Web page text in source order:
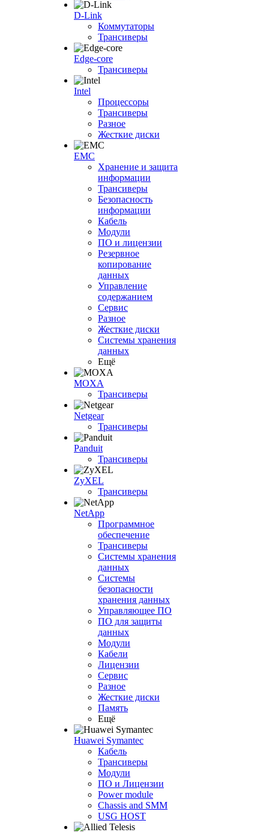
D-Link
Коммутаторы
Трансиверы
Edge-core
Трансиверы
Intel
Процессоры
Трансиверы
Разное
Жесткие диски
EMC
Хранение и защита
информации
Трансиверы
Безопасность
информации
Кабель
Модули
ПО и лицензии
Резервное
копирование
данных
Управление
содержанием
Сервис
Разное
Жесткие диски
Системы хранения
данных
Ещё
MOXA
Трансиверы
Netgear
Трансиверы
Panduit
Трансиверы
ZyXEL
Трансиверы
NetApp
Программное
обеспечение
Трансиверы
Системы хранения
данных
Системы
безопасности
хранения данных
Управляющее ПО
ПО для защиты
данных
Модули
Кабели
Лицензии
Сервис
Разное
Жесткие диски
Память
Ещё
Huawei Symantec
Кабель
Трансиверы
Модули
ПО и Лицензии
Power module
Chassis and SMM
USG HOST